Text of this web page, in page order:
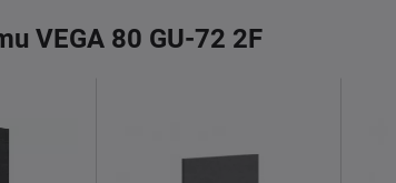
VEGA 80 GU-72 2F